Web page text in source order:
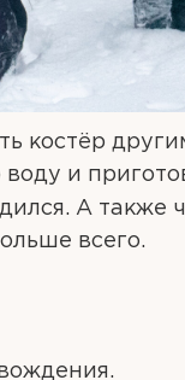
костёр
и
А также
всего.